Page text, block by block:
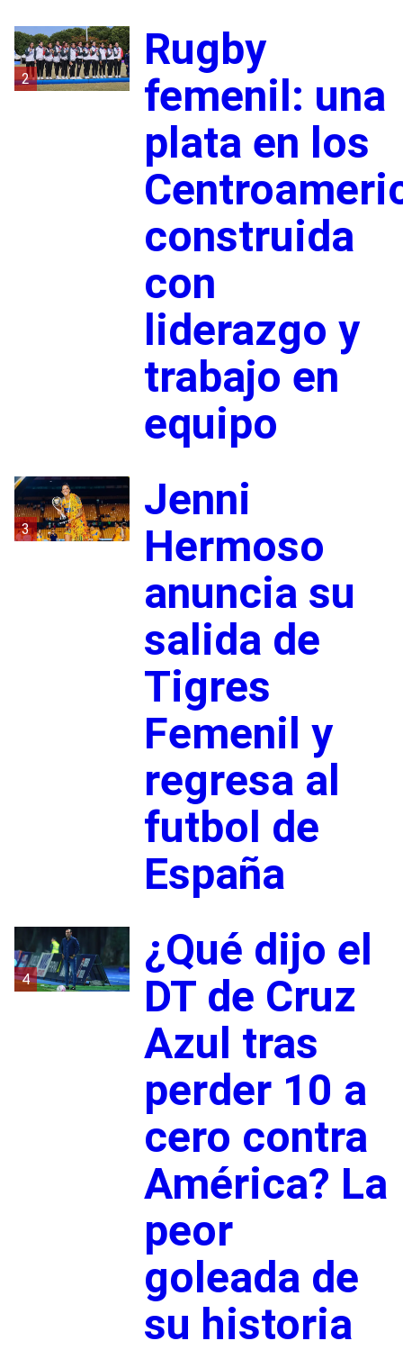
2
Rugby
femenil: una
plata en los
construida
con
liderazgo y
trabajo en
equipo
3
Jenni
Hermoso
anuncia su
salida de
Tigres
Femenil y
regresa al
futbol de
España
4
¿Qué dijo el
DT de Cruz
Azul tras
perder 10 a
cero contra
América? La
peor
goleada de
su historia